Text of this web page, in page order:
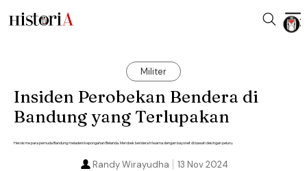
Militer
Insiden Perobekan Bendera di
Bandung yang Terlupakan
Heroisme para pemuda Bandung meladeni kepongahan Belanda. Merobek bendera triwarna dengan bayonet di bawah desingan peluru.
13 Nov 2024
Randy Wirayudha